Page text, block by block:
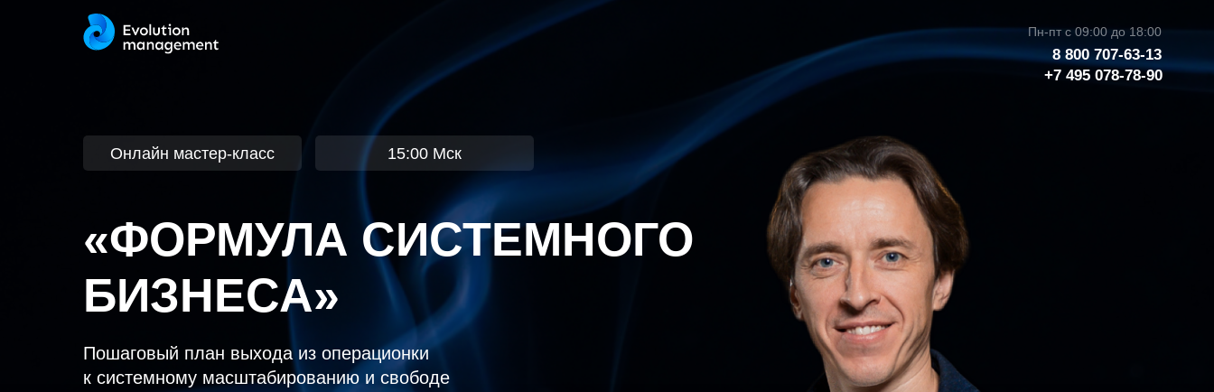
Пошаговый план выхода из операционки
к системному масштабированию и свободе
Онлайн мастер-класс 15:00 Мск
«ФОРМУЛА СИСТЕМНОГО
БИЗНЕСА»
8 800 707-63-13
+7 495 078-78-90
Пн-пт с 09:00 до 18:00